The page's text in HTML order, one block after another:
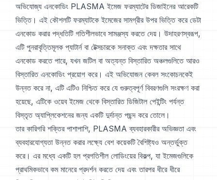
অভিযোজ্য এনকোডিং PLASMA ইমেজ ফরম্যাটের ডিজাইনের আরেকটি
ভিত্তি। এই কৌশলটি ফরম্যাটকে ইমেজের সামগ্রীর উপর ভিত্তি করে ডেটা
এনকোড করার পদ্ধতিটি গতিশীলভাবে সামঞ্জস্য করতে দেয়। উদাহরণস্বরূপ,
এটি পুনরাবৃত্তিমূলক প্যাটার্ন বা টেক্সচারকে সনাক্ত এবং দক্ষতার সাথে
এনকোড করতে পারে, যখন জটিল বা অত্যন্ত বিস্তারিত অঞ্চলগুলিতে আরও
বিস্তারিত এনকোডিং প্রয়োগ করে। এই অভিযোজন কেবল সংকোচনকেই
উন্নত করে না, এটি এটিও নিশ্চিত করে যে গুরুত্বপূর্ণ বিবরণগুলি সংরক্ষণ করা
হয়েছে, এটিকে ওয়েব ইমেজ থেকে বিস্তারিত ডিজিটাল পেইন্টিং পর্যন্ত
বিস্তৃত অ্যাপ্লিকেশনের জন্য একটি দুর্দান্ত পছন্দ করে তোলে।
তার কারিগরি শক্তির পাশাপাশি, PLASMA ব্যবহারকারীর অভিজ্ঞতা এবং
ব্যবহারযোগ্যতা উন্নত করার লক্ষ্যে বেশ কয়েকটি বৈশিষ্ট্যও অন্তর্ভুক্ত
করে। এর মধ্যে একটি হল প্রগতিশীল লোডিংয়ের বিকল্প, যা ইমেজগুলিকে
প্রাথমিকভাবে কম মানেরে প্রদর্শন করতে দেয় এবং তারপর ধীরে ধীরে